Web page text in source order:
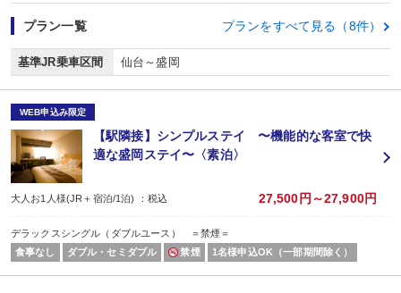
プラン一覧 プランをすべて見る（8件）
基準JR乗車区間 仙台～盛岡
WEB申込み限定
【駅隣接】シンプルステイ 〜機能的な客室で快
適な盛岡ステイ〜〈素泊〉
大人お1人様(JR＋宿泊/1泊) ：税込 27,500円～27,900円
デラックスシングル（ダブルユース） ＝禁煙＝
食事なし
ダブル・セミダブル 禁煙 1名様申込OK（一部期間除く）